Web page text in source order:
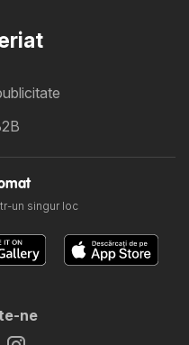
un singur loc
ne